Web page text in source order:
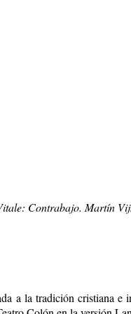
Contrabajo. Martín
a la tradición cristiana e